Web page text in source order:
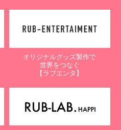
オリジナルグッズ製作で
世界をつなぐ
【ラブエンタ】